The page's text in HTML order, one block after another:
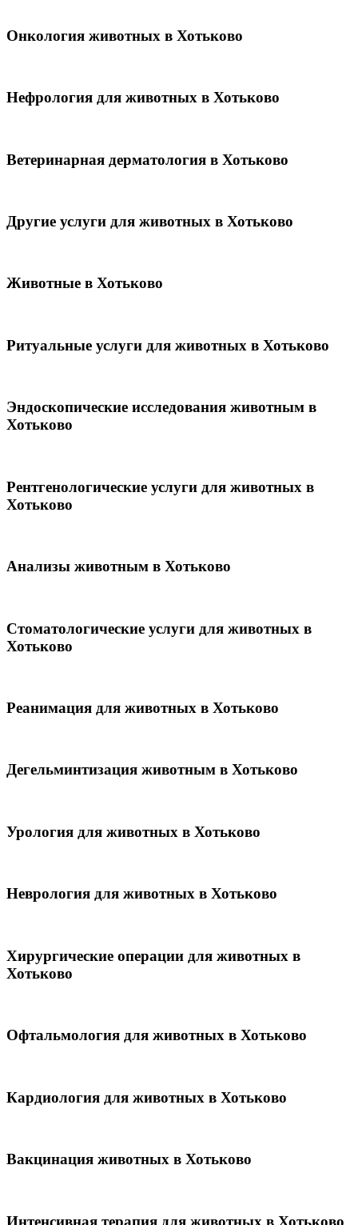
Онкология животных в Хотьково
Нефрология для животных в Хотьково
Ветеринарная дерматология в Хотьково
Другие услуги для животных в Хотьково
Животные в Хотьково
Ритуальные услуги для животных в Хотьково
Эндоскопические исследования животным в
Хотьково
Рентгенологические услуги для животных в
Хотьково
Анализы животным в Хотьково
Стоматологические услуги для животных в
Хотьково
Реанимация для животных в Хотьково
Дегельминтизация животным в Хотьково
Урология для животных в Хотьково
Неврология для животных в Хотьково
Хирургические операции для животных в
Хотьково
Офтальмология для животных в Хотьково
Кардиология для животных в Хотьково
Вакцинация животных в Хотьково
Интенсивная терапия для животных в Хотьково